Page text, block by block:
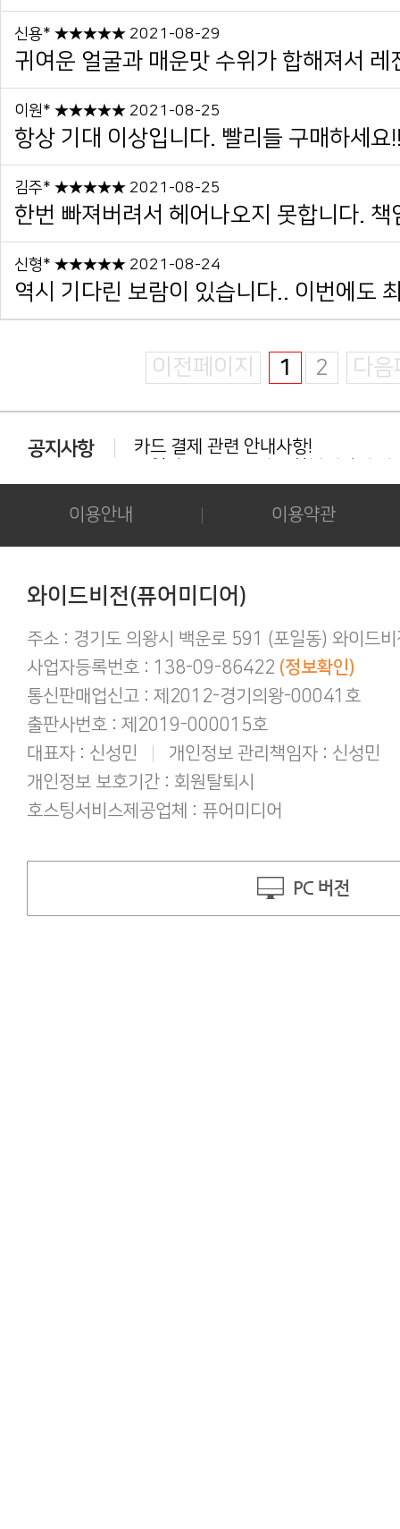
신용* ★★★★★ 2021-08-29
귀여운 얼굴과 매운맛 수위가 합해져서 레
이원* ★★★★★ 2021-08-25
항상 기대 이상입니다. 빨리들 구매하세요
김주* ★★★★★ 2021-08-25
한번 빠져버려서 헤어나오지 못합니다. 책
신형* ★★★★★ 2021-08-24
역시 기다린 보람이 있습니다.. 이번에도
이전페이지 1 2 다음
동일상품 중복 구매는 환불대상이 아
카드결제 결제 중 '세션만료' 문구 노
후기 작성시 화보의 사진을 공개하시
아이폰/아이패드 등 애플기기 화보집
결제후 다운로드 가능기간은 3일간
간편하게 결제하기!
구매 후 후기작성 방법!
이용안내 이용약관
와이드비전(퓨어미디어)
주소 : 경기도 의왕시 백운로 591 (포일동) 와이드비
사업자등록번호 : 138-09-86422 (정보확인)
통신판매업신고 : 제2012-경기의왕-00041호
출판사번호 : 제2019-000015호
대표자 : 신성민
개인정보 관리책임자 : 신성민
개인정보 보호기간 : 회원탈퇴시
호스팅서비스제공업체 : 퓨어미디어